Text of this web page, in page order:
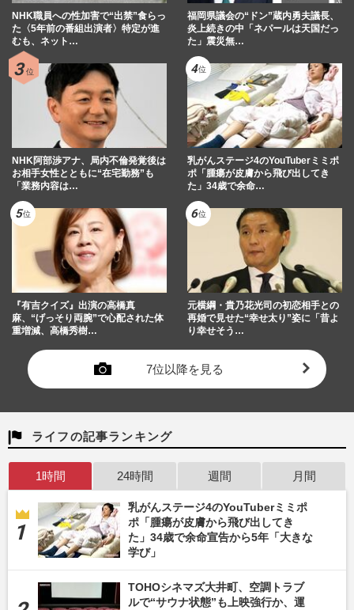
NHK職員への性加害で“出禁”食らっ
た〈5年前の番組出演者〉特定が進
むも、ネット…
福岡県議会の“ドン”蔵内勇夫議長、
炎上続きの中「ネパールは天国だっ
た」震災無…
NHK阿部渉アナ、局内不倫発覚後は
お相手女性とともに“在宅勤務”も
「業務内容は…
乳がんステージ4のYouTuberミミポ
ポ「腫瘍が皮膚から飛び出してき
た」34歳で余命…
『有吉クイズ』出演の高橋真
麻、“げっそり両腕”で心配された体
重増減、高橋秀樹…
元横綱・貴乃花光司の初恋相手との
再婚で見せた“幸せ太り”姿に「昔よ
り幸せそう…
7位以降を見る
ライフの記事ランキング
1時間 24時間 週間 月間
乳がんステージ4のYouTuberミミポ
ポ「腫瘍が皮膚から飛び出してき
た」34歳で余命宣告から5年「大きな
学び」
TOHOシネマズ大井町、空調トラブ
ルで“サウナ状態”も上映強行か、運